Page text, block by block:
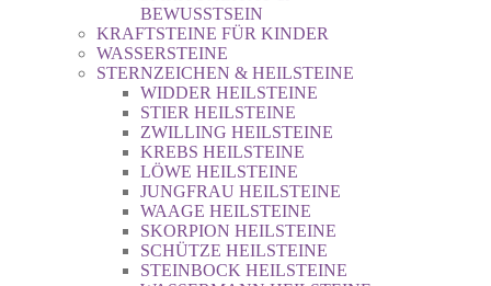
BEWUSSTSEIN
KRAFTSTEINE FÜR KINDER
WASSERSTEINE
STERNZEICHEN & HEILSTEINE
WIDDER HEILSTEINE
STIER HEILSTEINE
ZWILLING HEILSTEINE
KREBS HEILSTEINE
LÖWE HEILSTEINE
JUNGFRAU HEILSTEINE
WAAGE HEILSTEINE
SKORPION HEILSTEINE
SCHÜTZE HEILSTEINE
STEINBOCK HEILSTEINE